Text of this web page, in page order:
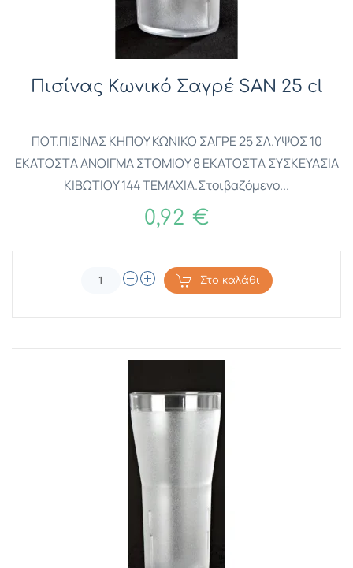
Πισίνας Κωνικό Σαγρέ SAN 25 cl
ΠΟΤ.ΠΙΣΙΝΑΣ ΚΗΠΟΥ ΚΩΝΙΚΟ ΣΑΓΡΕ 25 ΣΛ.ΥΨΟΣ 10
ΕΚΑΤΟΣΤΑ ΑΝΟΙΓΜΑ ΣΤΟΜΙΟΥ 8 ΕΚΑΤΟΣΤΑ ΣΥΣΚΕΥΑΣΙΑ
ΚΙΒΩΤΙΟΥ 144 ΤΕΜΑΧΙΑ.Στοιβαζόμενο...
0,92 €
Στο καλάθι